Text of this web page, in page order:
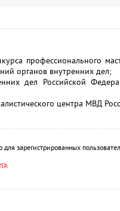
профессионального
органов внутренних дел;
дел Российской
центра МВД
зарегистрированных